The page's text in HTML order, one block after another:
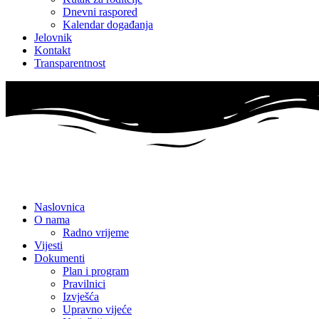
Dnevni raspored
Kalendar događanja
Jelovnik
Kontakt
Transparentnost
Naslovnica
O nama
Radno vrijeme
Vijesti
Dokumenti
Plan i program
Pravilnici
Izvješća
Upravno vijeće